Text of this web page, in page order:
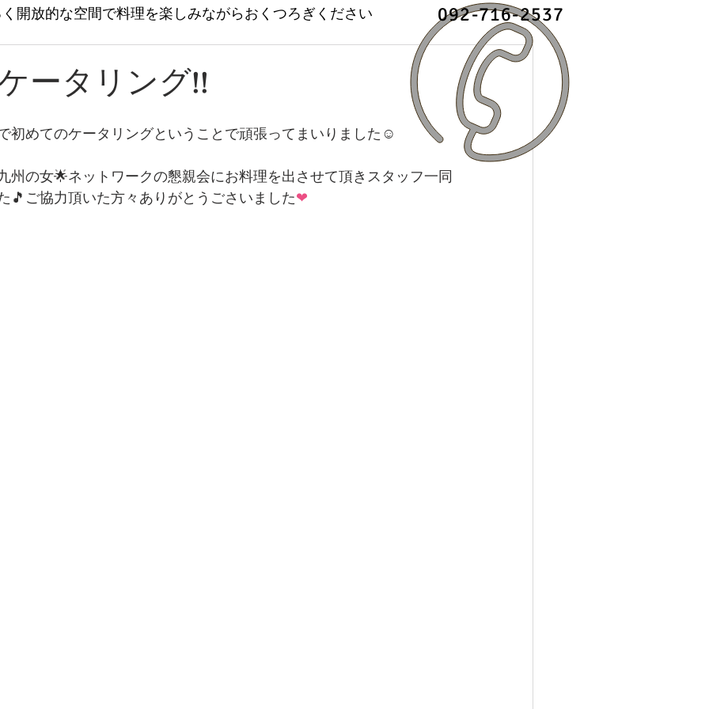
開放的な空間で料理を楽しみながらおくつろぎください 092-716-2537
ータリング!!
初めてのケータリングということで頑張ってまいりました☺
州の女🌟ネットワークの懇親会にお料理を出させて頂きスタッフ一同
🎵ご協力頂いた方々ありがとうごさいました❤